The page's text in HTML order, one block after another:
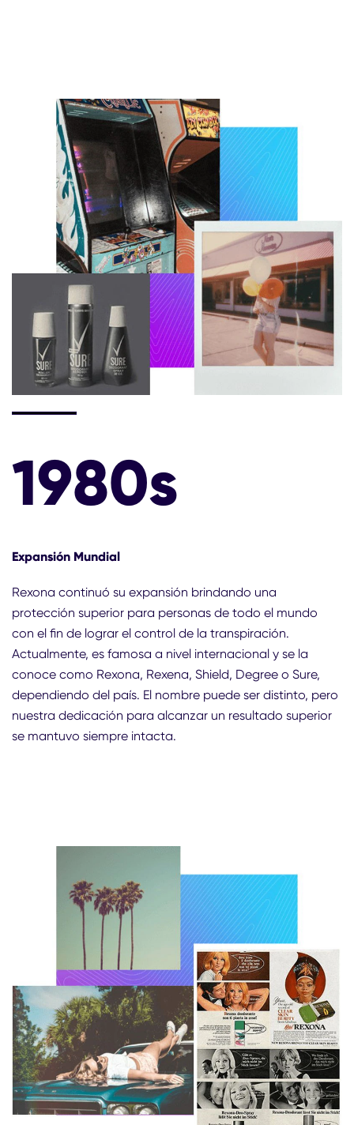
1980s
Expansión Mundial
Rexona continuó su expansión brindando una
protección superior para personas de todo el mundo
con el fin de lograr el control de la transpiración.
Actualmente, es famosa a nivel internacional y se la
conoce como Rexona, Rexena, Shield, Degree o Sure,
dependiendo del país. El nombre puede ser distinto, pero
nuestra dedicación para alcanzar un resultado superior
se mantuvo siempre intacta.